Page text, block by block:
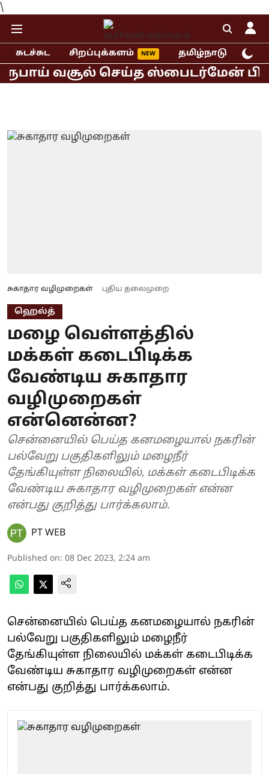
\
சுடச்சுட சிறப்புக்களம் தமிழ்நாடு
வசூல் செய்த ஸ்பைடர்மேன்
சுகாதார வழிமுறைகள் புதிய தலைமுறை
ஹெல்த்
மழை வெள்ளத்தில்
மக்கள் கடைபிடிக்க
வேண்டிய சுகாதார
வழிமுறைகள்
என்னென்ன?
சென்னையில் பெய்த கனமழையால் நகரின்
பல்வேறு பகுதிகளிலும் மழைநீர்
தேங்கியுள்ள நிலையில், மக்கள் கடைபிடிக்க
வேண்டிய சுகாதார வழிமுறைகள் என்ன
என்பது குறித்து பார்க்கலாம்.
PT WEB
Published on: 08 Dec 2023, 2:24 am
சென்னையில் பெய்த கனமழையால் நகரின்
பல்வேறு பகுதிகளிலும் மழைநீர்
தேங்கியுள்ள நிலையில் மக்கள் கடைபிடிக்க
வேண்டிய சுகாதார வழிமுறைகள் என்ன
என்பது குறித்து பார்க்கலாம்.